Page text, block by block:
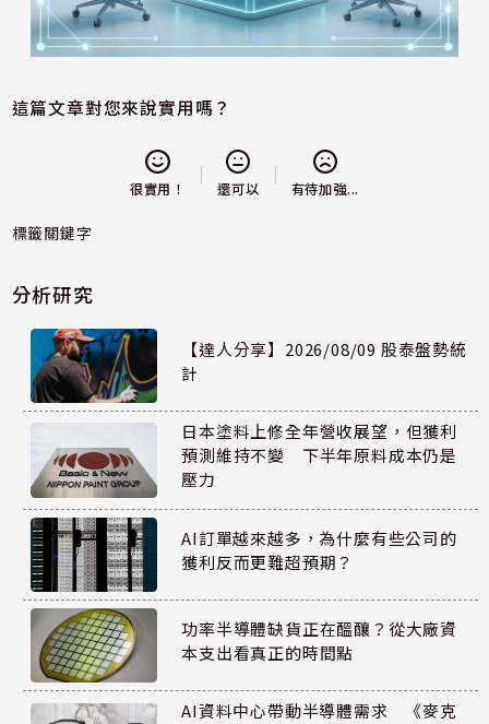
這篇文章對您來說實用嗎？
很實用！ 還可以 有待加強...
標籤關鍵字
分析研究
【達人分享】2026/08/09 股泰盤勢統
計
日本塗料上修全年營收展望，但獲利
預測維持不變 下半年原料成本仍是
壓力
AI訂單越來越多，為什麼有些公司的
獲利反而更難超預期？
功率半導體缺貨正在醞釀？從大廠資
本支出看真正的時間點
AI資料中心帶動半導體需求 《麥克